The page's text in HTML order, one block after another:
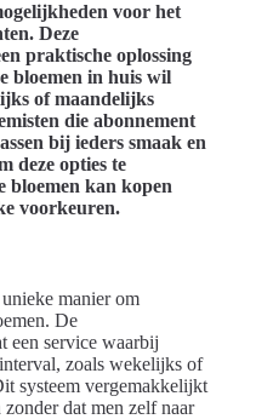
voor het
Deze
praktische oplossing
bloemen in huis wil
of maandelijks
die abonnement
bij ieders smaak en
deze opties te
bloemen kan kopen
voorkeuren.
manier om
De
een service waarbij
zoals wekelijks of
systeem vergemakkelijkt
dat men zelf naar